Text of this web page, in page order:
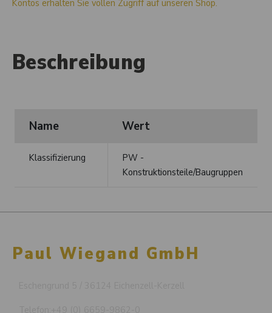
Kontos erhalten Sie vollen Zugriff auf unseren Shop.
Beschreibung
Name Wert
Klassifizierung
PW -
Konstruktionsteile/Baugruppen
Paul Wiegand GmbH